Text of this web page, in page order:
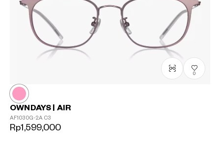
0
OWNDAYS | AIR
AF1030G-2A C3
Rp1,599,000